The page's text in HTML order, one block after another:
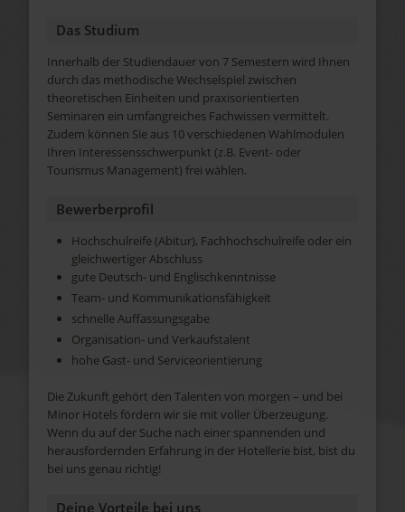
Das Studium
Innerhalb der Studiendauer von 7 Semestern wird Ihnen
durch das methodische Wechselspiel zwischen
theoretischen Einheiten und praxisorientierten
Seminaren ein umfangreiches Fachwissen vermittelt.
Zudem können Sie aus 10 verschiedenen Wahlmodulen
Ihren Interessensschwerpunkt (z.B. Event- oder
Tourismus Management) frei wählen.
Bewerberprofil
Hochschulreife (Abitur), Fachhochschulreife oder ein
gleichwertiger Abschluss
gute Deutsch- und Englischkenntnisse
Team- und Kommunikationsfähigkeit
schnelle Auffassungsgabe
Organisation- und Verkaufstalent
hohe Gast- und Serviceorientierung
Die Zukunft gehört den Talenten von morgen – und bei
Minor Hotels fördern wir sie mit voller Überzeugung.
Wenn du auf der Suche nach einer spannenden und
herausfordernden Erfahrung in der Hotellerie bist, bist du
bei uns genau richtig!
Deine Vorteile bei uns